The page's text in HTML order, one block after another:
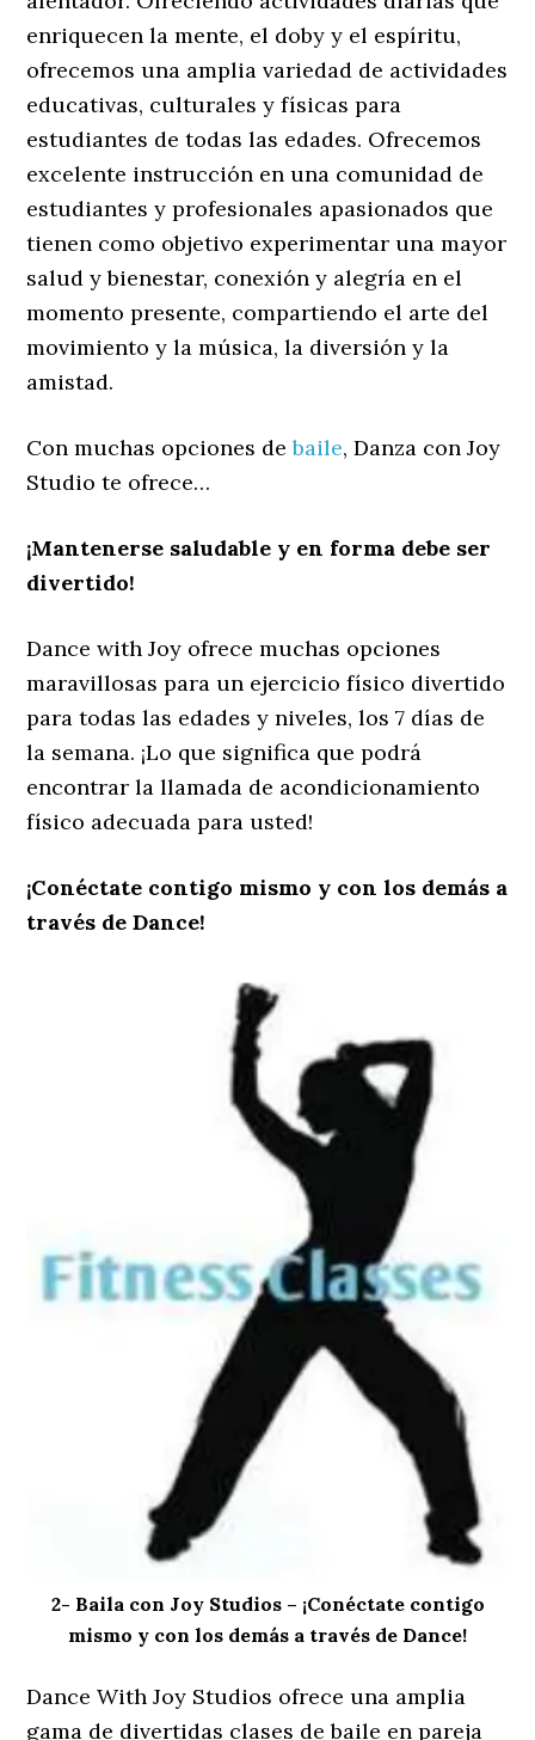
enriquecen la mente, el doby y el espíritu,
ofrecemos una amplia variedad de actividades
educativas, culturales y físicas para
estudiantes de todas las edades. Ofrecemos
excelente instrucción en una comunidad de
estudiantes y profesionales apasionados que
tienen como objetivo experimentar una mayor
salud y bienestar, conexión y alegría en el
momento presente, compartiendo el arte del
movimiento y la música, la diversión y la
amistad.
Con muchas opciones debaile, Danza con Joy
Studio te ofrece…
¡Mantenerse saludable y en forma debe ser
divertido!
Dance with Joy ofrece muchas opciones
maravillosas para un ejercicio físico divertido
para todas las edades y niveles, los 7 días de
la semana. ¡Lo que significa que podrá
encontrar la llamada de acondicionamiento
físico adecuada para usted!
¡Conéctate contigo mismo y con los demás a
través de Dance!
2- Baila con Joy Studios – ¡Conéctate contigo
mismo y con los demás a través de Dance!
Dance With Joy Studios ofrece una amplia
gama de divertidas clases de baile en pareja